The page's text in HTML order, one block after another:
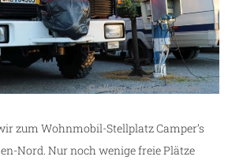
zum Wohnmobil-Stellplatz Camper’s
Nord. Nur noch wenige freie Plätze